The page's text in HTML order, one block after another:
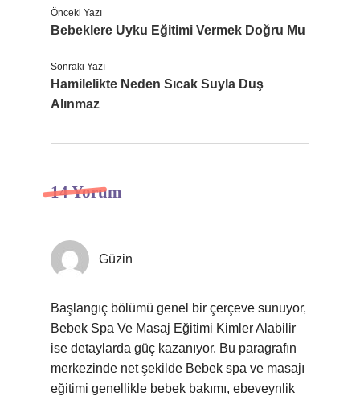
Önceki Yazı
Bebeklere Uyku Eğitimi Vermek Doğru Mu
Sonraki Yazı
Hamilelikte Neden Sıcak Suyla Duş
Alınmaz
14 Yorum
Güzin
Başlangıç bölümü genel bir çerçeve sunuyor,
Bebek Spa Ve Masaj Eğitimi Kimler Alabilir
ise detaylarda güç kazanıyor. Bu paragrafın
merkezinde net şekilde Bebek spa ve masajı
eğitimi genellikle bebek bakımı, ebeveynlik